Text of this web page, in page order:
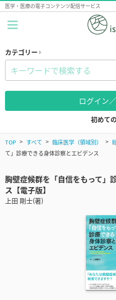
医学・医療の電子コンテンツ配信サービス
カテゴリー
ログイン
初めて
TOP すべて 臨床医学（領域別）
て」診療できる身体診察とエビデンス
胸壁症候群を「自信をもって」
ス【電子版】
上田 剛士(著)